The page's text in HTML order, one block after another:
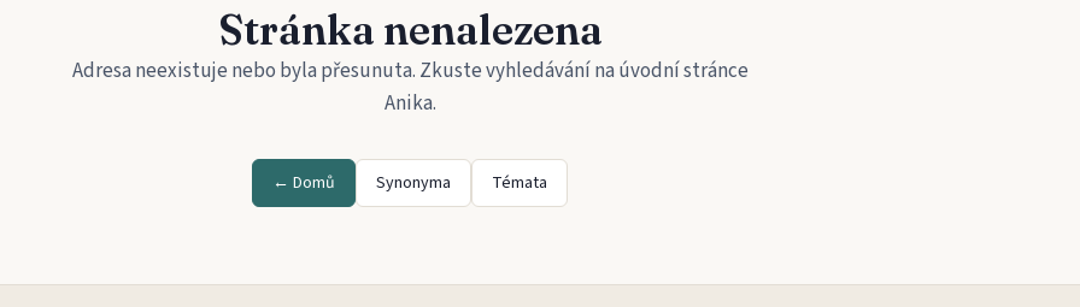
Stránka nenalezena
Adresa neexistuje nebo byla přesunuta. Zkuste vyhledávání na úvodní stránce
Anika.
← Domů Synonyma Témata